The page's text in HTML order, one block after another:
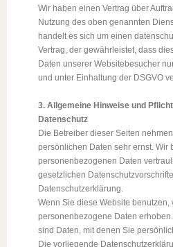
Wir haben einen Vertrag über
Nutzung des oben genannten
handelt es sich um einen
Vertrag, der gewährleistet, dass
Daten unserer Websitebesucher
und unter Einhaltung der DSGVO
3. Allgemeine Hinweise und
Datenschutz
Die Betreiber dieser Seiten
persönlichen Daten sehr ernst. Wir
personenbezogenen Daten
gesetzlichen
Datenschutzerklärung.
Wenn Sie diese Website
personenbezogene Daten
sind Daten, mit denen Sie
Die vorliegende